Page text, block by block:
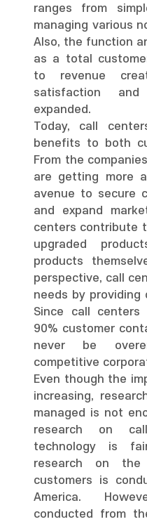
ranges from
managing various
Also, the function
as a total
to revenue
satisfaction
expanded.
Today, call
benefits to both
From the
are getting more
avenue to secure
and expand
centers contribute
upgraded
products
perspective, call
needs by providing
Since call
90% customer
never be
competitive
Even though the
increasing,
managed is not
research on
technology is
research on
customers is
America.
conducted from